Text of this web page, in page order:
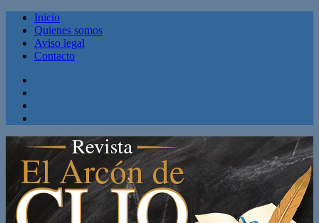
Inicio
Quienes somos
Aviso legal
Contacto